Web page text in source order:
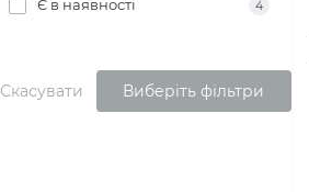
Є в наявності 4
Скасувати Виберіть фільтри